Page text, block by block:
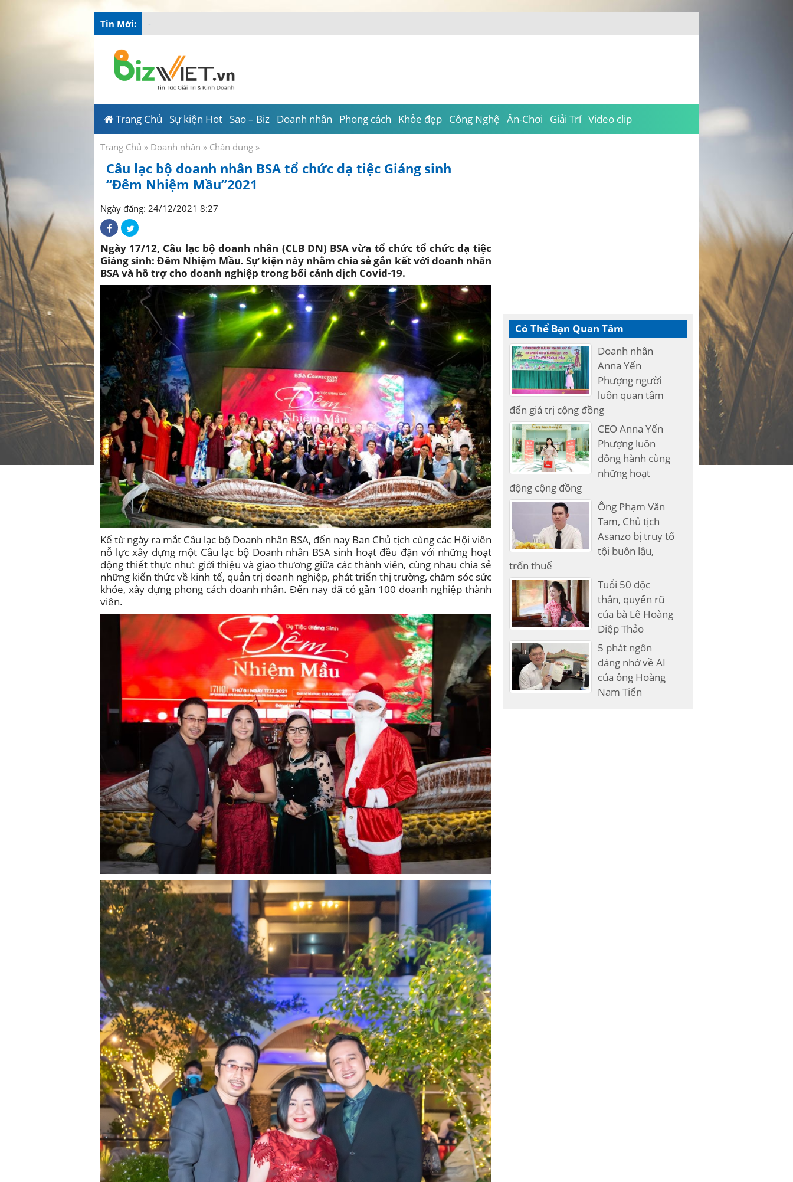
Tin Mới: Tài Năng Việt chung tay mùa lũ – lan
Trang Chủ Sự kiện Hot Sao – Biz Doanh nhân Phong cách Khỏe đẹp Công Nghệ Ăn-Chơi Giải Trí Video clip
Trang Chủ » Doanh nhân » Chân dung »
Câu lạc bộ doanh nhân BSA tổ chức dạ tiệc Giáng sinh
“Đêm Nhiệm Mầu”2021
Ngày đăng: 24/12/2021 8:27
Ngày 17/12, Câu lạc bộ doanh nhân (CLB DN) BSA vừa tổ chức tổ chức dạ tiệc
Giáng sinh: Đêm Nhiệm Mầu. Sự kiện này nhằm chia sẻ gắn kết với doanh nhân
BSA và hỗ trợ cho doanh nghiệp trong bối cảnh dịch Covid-19.
Kể từ ngày ra mắt Câu lạc bộ Doanh nhân BSA, đến nay Ban Chủ tịch cùng các Hội viên
nỗ lực xây dựng một Câu lạc bộ Doanh nhân BSA sinh hoạt đều đặn với những hoạt
động thiết thực như: giới thiệu và giao thương giữa các thành viên, cùng nhau chia sẻ
những kiến thức về kinh tế, quản trị doanh nghiệp, phát triển thị trường, chăm sóc sức
khỏe, xây dựng phong cách doanh nhân. Đến nay đã có gần 100 doanh nghiệp thành
viên.
Có Thể Bạn Quan Tâm
Doanh nhân
Anna Yến
Phượng người
luôn quan tâm
đến giá trị cộng đồng
CEO Anna Yến
Phượng luôn
đồng hành cùng
những hoạt
động cộng đồng
Ông Phạm Văn
Tam, Chủ tịch
Asanzo bị truy tố
tội buôn lậu,
trốn thuế
Tuổi 50 độc
thân, quyến rũ
của bà Lê Hoàng
Diệp Thảo
5 phát ngôn
đáng nhớ về AI
của ông Hoàng
Nam Tiến